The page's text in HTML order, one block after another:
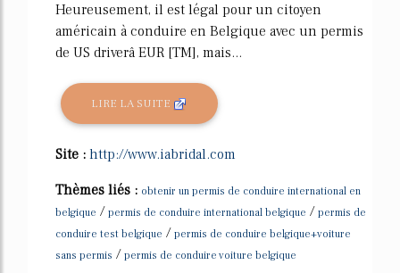
Heureusement, il est légal pour un citoyen
américain à conduire en Belgique avec un permis
de US driverâ EUR [TM], mais...
LIRE LA SUITE
Site : http://www.iabridal.com
Thèmes liés : obtenir un permis de conduire international en
belgique / permis de conduire international belgique / permis de
conduire test belgique / permis de conduire belgique+voiture
sans permis / permis de conduire voiture belgique